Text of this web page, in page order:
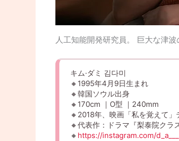
人工知能開発研究員。 巨大な津
キム·ダミ 김다미
🔸1995年4月9日生まれ
🔸韓国ソウル出身
🔸170cm ｜O型 ｜240mm
🔸2018年、映画「私を覚えて」
🔸代表作：ドラマ『梨泰院ク
🔸 https://instagram.com/